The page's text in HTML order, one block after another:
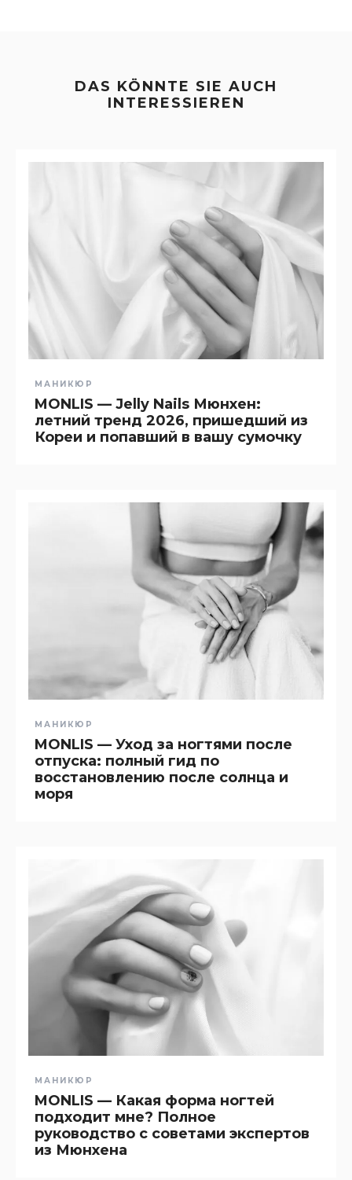
DAS KÖNNTE SIE AUCH
INTERESSIEREN
МАНИКЮР
MONLIS — Jelly Nails Мюнхен:
летний тренд 2026, пришедший из
Кореи и попавший в вашу сумочку
МАНИКЮР
MONLIS — Уход за ногтями после
отпуска: полный гид по
восстановлению после солнца и
моря
МАНИКЮР
MONLIS — Какая форма ногтей
подходит мне? Полное
руководство с советами экспертов
из Мюнхена